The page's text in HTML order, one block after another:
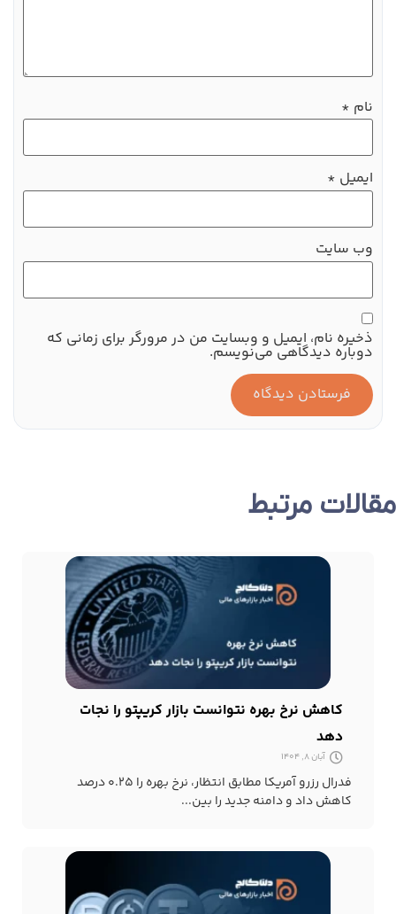
نام *
ایمیل *
وب‌ سایت
ذخیره نام، ایمیل و وبسایت من در مرورگر برای زمانی که
دوباره دیدگاهی می‌نویسم.
مقالات مرتبط
کاهش نرخ بهره نتوانست بازار کریپتو را نجات
دهد
آبان 8, 1404
فدرال رزرو آمریکا مطابق انتظار، نرخ بهره را ۰.۲۵ درصد
کاهش داد و دامنه جدید را بین...